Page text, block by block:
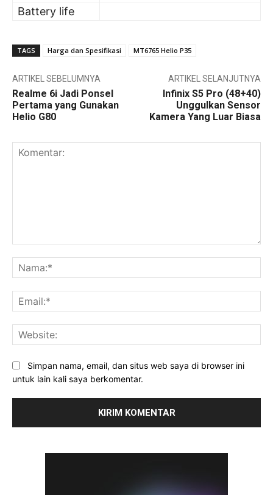
Battery life
TAGS Harga dan Spesifikasi MT6765 Helio P35
ARTIKEL SEBELUMNYA
Realme 6i Jadi Ponsel
Pertama yang Gunakan
Helio G80
ARTIKEL SELANJUTNYA
Infinix S5 Pro (48+40)
Unggulkan Sensor
Kamera Yang Luar Biasa
Simpan nama, email, dan situs web saya di browser ini
untuk lain kali saya berkomentar.